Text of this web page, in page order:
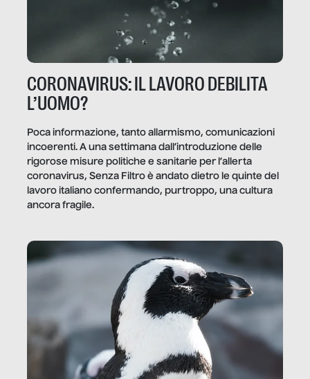
CORONAVIRUS: IL LAVORO DEBILITA
L’UOMO?
Poca informazione, tanto allarmismo, comunicazioni
incoerenti. A una settimana dall’introduzione delle
rigorose misure politiche e sanitarie per l’allerta
coronavirus, Senza Filtro è andato dietro le quinte del
lavoro italiano confermando, purtroppo, una cultura
ancora fragile.